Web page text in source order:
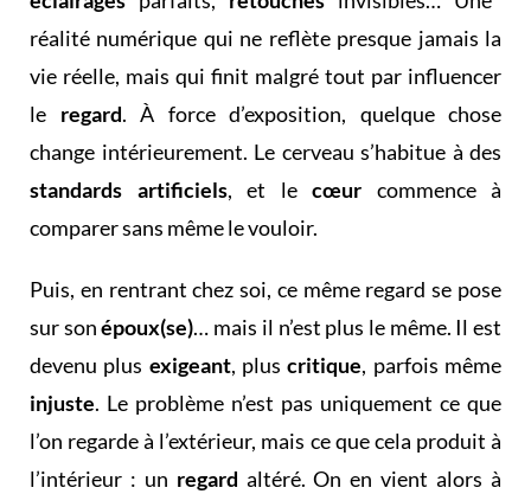
réalité numérique qui ne reflète presque jamais la
vie réelle, mais qui finit malgré tout par influencer
le regard. À force d’exposition, quelque chose
change intérieurement. Le cerveau s’habitue à des
standards artificiels, et le cœur commence à
comparer sans même le vouloir.
Puis, en rentrant chez soi, ce même regard se pose
sur sonépoux(se)… mais il n’est plus le même. Il est
devenu plus exigeant, pluscritique, parfois même
injuste. Le problème n’est pas uniquement ce que
l’on regarde à l’extérieur, mais ce que cela produit à
l’intérieur : un regard altéré. On en vient alors à